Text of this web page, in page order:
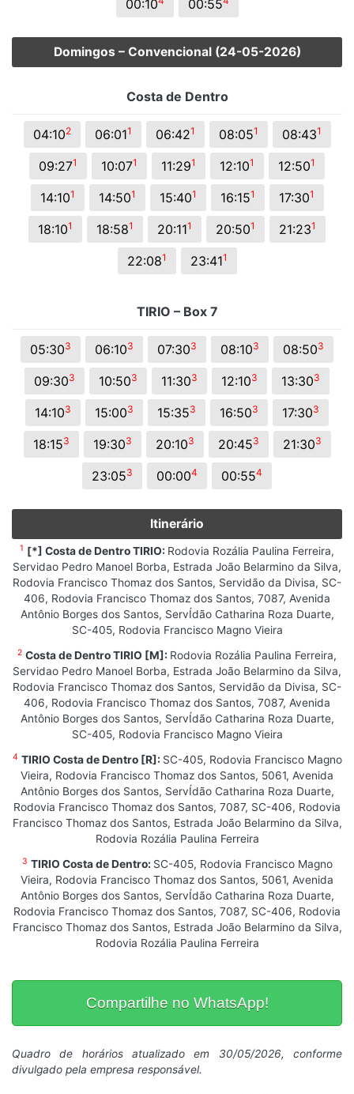
00:10 00:55
Domingos – Convencional (24-05-2026)
Costa de Dentro
04:102 06:011 06:421 08:051 08:431
09:271 10:071 11:291 12:101 12:501
14:101 14:501 15:401 16:151 17:301
18:101 18:581 20:111 20:501 21:231
22:081 23:411
TIRIO – Box 7
05:303 06:103 07:303 08:103 08:503
09:303 10:503 11:303 12:103 13:303
14:103 15:003 15:353 16:503 17:303
18:153 19:303 20:103 20:453 21:303
23:053 00:004 00:554
Itinerário
1 [*] Costa de Dentro TIRIO: Rodovia Rozália Paulina Ferreira,
Servidao Pedro Manoel Borba, Estrada João Belarmino da Silva,
Rodovia Francisco Thomaz dos Santos, Servidão da Divisa, SC-
406, Rodovia Francisco Thomaz dos Santos, 7087, Avenida
Antônio Borges dos Santos, ServÍdão Catharina Roza Duarte,
SC-405, Rodovia Francisco Magno Vieira
2 Costa de Dentro TIRIO [M]: Rodovia Rozália Paulina Ferreira,
Servidao Pedro Manoel Borba, Estrada João Belarmino da Silva,
Rodovia Francisco Thomaz dos Santos, Servidão da Divisa, SC-
406, Rodovia Francisco Thomaz dos Santos, 7087, Avenida
Antônio Borges dos Santos, ServÍdão Catharina Roza Duarte,
SC-405, Rodovia Francisco Magno Vieira
4 TIRIO Costa de Dentro [R]: SC-405, Rodovia Francisco Magno
Vieira, Rodovia Francisco Thomaz dos Santos, 5061, Avenida
Antônio Borges dos Santos, ServÍdão Catharina Roza Duarte,
Rodovia Francisco Thomaz dos Santos, 7087, SC-406, Rodovia
Francisco Thomaz dos Santos, Estrada João Belarmino da Silva,
Rodovia Rozália Paulina Ferreira
3 TIRIO Costa de Dentro: SC-405, Rodovia Francisco Magno
Vieira, Rodovia Francisco Thomaz dos Santos, 5061, Avenida
Antônio Borges dos Santos, ServÍdão Catharina Roza Duarte,
Rodovia Francisco Thomaz dos Santos, 7087, SC-406, Rodovia
Francisco Thomaz dos Santos, Estrada João Belarmino da Silva,
Rodovia Rozália Paulina Ferreira
Compartilhe no WhatsApp!
Quadro de horários atualizado em 30/05/2026, conforme
divulgado pela empresa responsável.